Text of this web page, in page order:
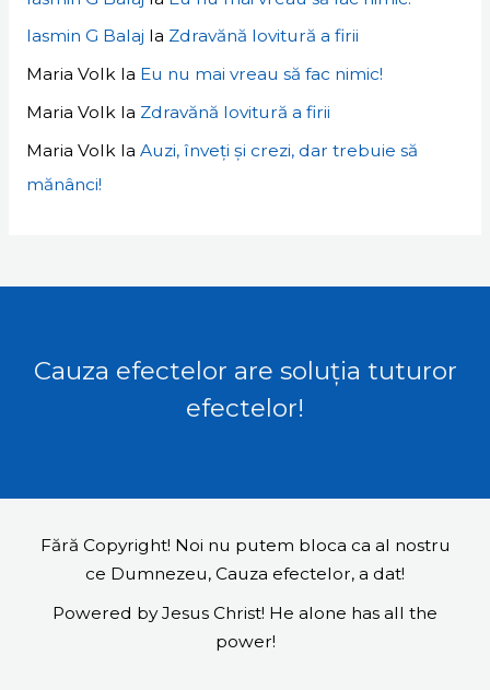
Iasmin G Balaj la Zdravănă lovitură a firii
Maria Volkla Eu nu mai vreau să fac nimic!
Maria Volkla Zdravănă lovitură a firii
Maria Volkla Auzi, înveți și crezi, dar trebuie să
mănânci!
Cauza efectelor are soluția tuturor
efectelor!
Fără Copyright! Noi nu putem bloca ca al nostru
ce Dumnezeu, Cauza efectelor, a dat!
Powered by Jesus Christ! He alone has all the
power!